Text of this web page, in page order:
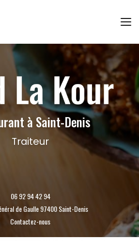
à Saint-Denis
Traiteur
06 92 94 42 94
de Gaulle 97400 Saint-Denis
Contactez-nous